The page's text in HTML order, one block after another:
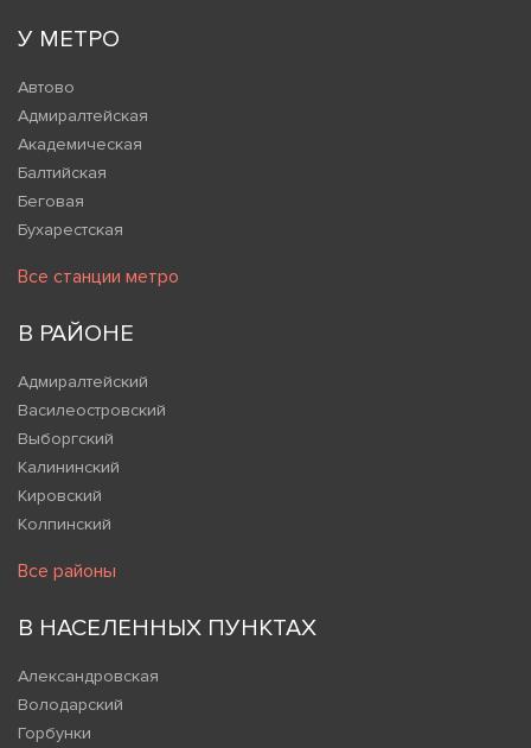
У МЕТРО
Автово
Адмиралтейская
Академическая
Балтийская
Беговая
Бухарестская
Все станции метро
В РАЙОНЕ
Адмиралтейский
Василеостровский
Выборгский
Калининский
Кировский
Колпинский
Все районы
В НАСЕЛЕННЫХ ПУНКТАХ
Александровская
Володарский
Горбунки